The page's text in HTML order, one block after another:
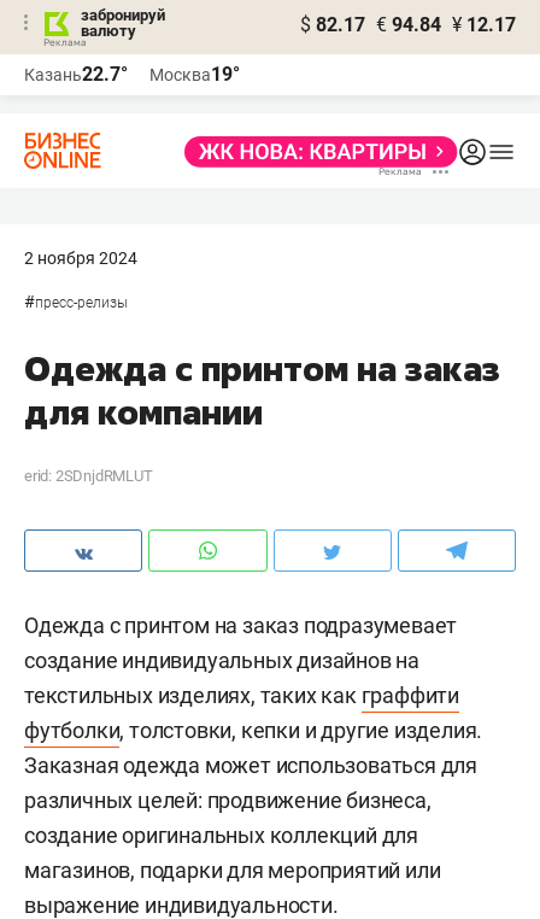
забронируй
валюту
$ 82.17 € 94.84 ¥ 12.17
Казань22.7° Москва19°
2 ноября 2024
#пресс-релизы
Одежда с принтом на заказ
для компании
erid: 2SDnjdRMLUT
Одежда с принтом на заказ подразумевает
создание индивидуальных дизайнов на
текстильных изделиях, таких как граффити
футболки, толстовки, кепки и другие изделия.
Заказная одежда может использоваться для
различных целей: продвижение бизнеса,
создание оригинальных коллекций для
магазинов, подарки для мероприятий или
выражение индивидуальности.